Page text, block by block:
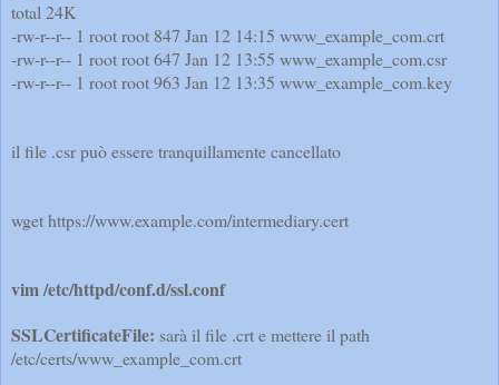
total 24K
-rw-r--r-- 1 root root 847 Jan 12 14:15 www_example_com.crt
-rw-r--r-- 1 root root 647 Jan 12 13:55 www_example_com.csr
-rw-r--r-- 1 root root 963 Jan 12 13:35 www_example_com.key
il file .csr può essere tranquillamente cancellato
wget https://www.example.com/intermediary.cert
vim /etc/httpd/conf.d/ssl.conf
SSLCertificateFile: sarà il file .crt e mettere il path
/etc/certs/www_example_com.crt